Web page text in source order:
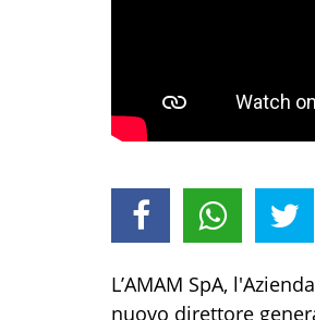
L’AMAM SpA,
nuovo direttore